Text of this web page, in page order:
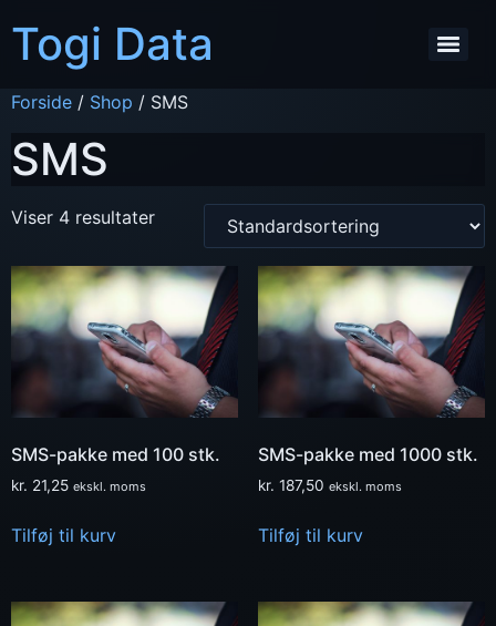
Togi Data
Forside / Shop / SMS
SMS
Viser 4 resultater
SMS-pakke med 100 stk.
kr. 21,25 ekskl. moms
Tilføj til kurv
SMS-pakke med 1000 stk.
kr. 187,50 ekskl. moms
Tilføj til kurv